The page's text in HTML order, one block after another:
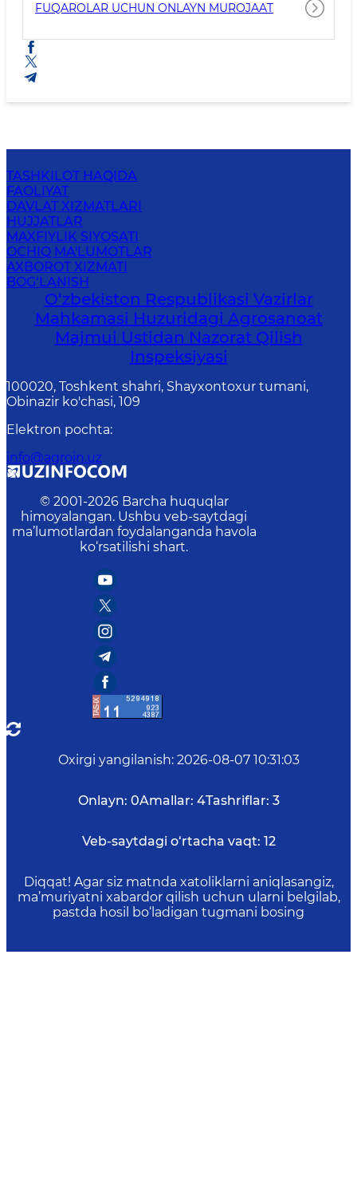
FUQAROLAR UCHUN ONLAYN MUROJAAT
TASHKILOT HAQIDA
FAOLIYAT
DAVLAT XIZMATLARI
HUJJATLAR
MAXFIYLIK SIYOSATI
OCHIQ MA'LUMOTLAR
AXBOROT XIZMATI
BOG‘LANISH
O‘zbekiston Respublikasi Vazirlar
Mahkamasi Huzuridagi Agrosanoat
Majmui Ustidan Nazorat Qilish
Inspeksiyasi
100020, Toshkent shahri, Shayxontoxur tumani,
Obinazir ko'chasi, 109
Elektron pochta:
info@agroin.uz
© 2001-2026 Barcha huquqlar
himoyalangan. Ushbu veb-saytdagi
ma’lumotlardan foydalanganda havola
ko‘rsatilishi shart.
Oxirgi yangilanish: 2026-08-07 10:31:03
Onlayn: 0Amallar: 4Tashriflar: 3
Veb-saytdagi o‘rtacha vaqt: 12
Diqqat! Agar siz matnda xatoliklarni aniqlasangiz,
ma’muriyatni xabardor qilish uchun ularni belgilab,
pastda hosil bo‘ladigan tugmani bosing